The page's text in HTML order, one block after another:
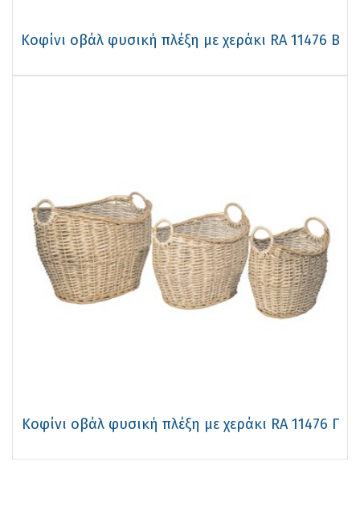
Κοφίνι οβάλ φυσική πλέξη με χεράκι RA 11476 Β
Κοφίνι οβάλ φυσική πλέξη με χεράκι RA 11476 Γ